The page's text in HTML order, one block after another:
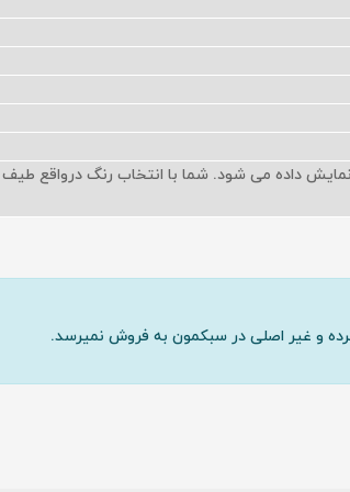
نمایش داده می شود. شما با انتخاب رنگ درواقع
و غیر اصلی در سبکمون به فروش نمیرسد.